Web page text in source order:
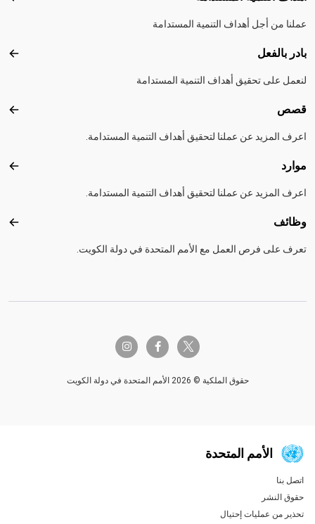
عملنا من أجل أهداف التنمية المستدامة
بادر بالفعل
لنعمل على تحقيق أهداف التنمية المستدامة
قصص
اعرف المزيد عن عملنا لتحقيق أهداف التنمية المستدامة.
موارد
اعرف المزيد عن عملنا لتحقيق أهداف التنمية المستدامة.
وظائف
تعرف على فرص العمل مع الأمم المتحدة في دولة الكويت.
twitter-x
facebook-f
instagram
حقوق الملكية © 2026 الأمم المتحدة في دولة الكويت
الأمم المتحدة
Global U.N. menu
اتصل بنا
حقوق النشر
تحذير من عمليات إحتيال